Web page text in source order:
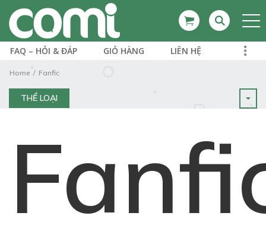
FAQ – HỎI & ĐÁP GIỎ HÀNG LIÊN HỆ
Home Fanfic
THỂ LOẠI